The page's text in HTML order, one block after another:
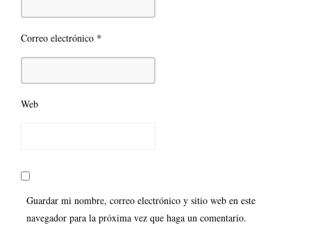
Correo electrónico *
Web
Guardar mi nombre, correo electrónico y sitio web en este
navegador para la próxima vez que haga un comentario.